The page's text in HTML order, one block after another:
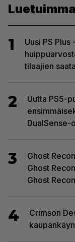
1
Uusi PS
tilaajien
2
Uutta PS5-
DualSense-
3
Ghost
Ghost
Ghost
4
Crimson